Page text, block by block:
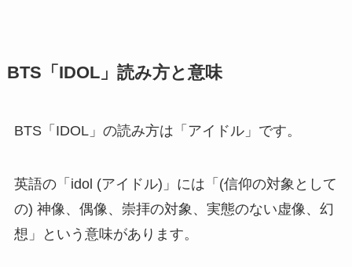
BTS「IDOL」読み方と意味
BTS「IDOL」の読み方は「アイドル」です。
英語の「idol (アイドル)」には「(信仰の対象として
の) 神像、偶像、崇拝の対象、実態のない虚像、幻
想」という意味があります。